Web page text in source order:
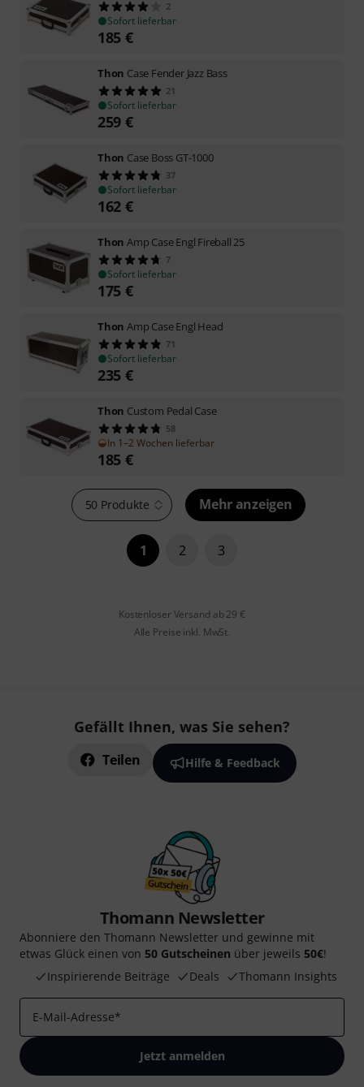
2
Sofort lieferbar
185 €
Thon Case Fender Jazz Bass
21
Sofort lieferbar
259 €
Thon Case Boss GT-1000
37
Sofort lieferbar
162 €
Thon Amp Case Engl Fireball 25
7
Sofort lieferbar
175 €
Thon Amp Case Engl Head
71
Sofort lieferbar
235 €
Thon Custom Pedal Case
58
In 1–2 Wochen lieferbar
185 €
50 Produkte Mehr anzeigen
1 2 3
Kostenloser Versand ab 29 €
Alle Preise inkl. MwSt.
Gefällt Ihnen, was Sie sehen?
Teilen Hilfe & Feedback
Thomann Newsletter
Abonniere den Thomann Newsletter und gewinne mit
etwas Glück einen von 50 Gutscheinen über jeweils 50€!
Inspirierende Beiträge
Deals Thomann Insights
E-Mail-Adresse*
Jetzt anmelden